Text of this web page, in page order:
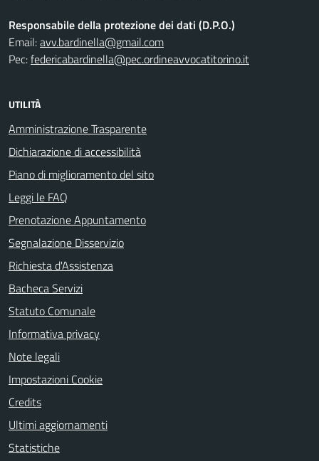
Responsabile della protezione dei dati (D.P.O.)
Email:avv.bardinella@gmail.com
Pec:federicabardinella@pec.ordineavvocatitorino.it
UTILITÀ
Amministrazione Trasparente
Dichiarazione di accessibilità
Piano di miglioramento del sito
Leggi le FAQ
Prenotazione Appuntamento
Segnalazione Disservizio
Richiesta d'Assistenza
Bacheca Servizi
Statuto Comunale
Informativa privacy
Note legali
Impostazioni Cookie
Credits
Ultimi aggiornamenti
Statistiche